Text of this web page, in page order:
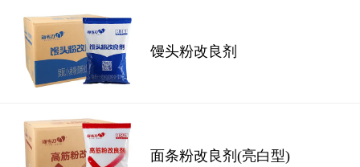
馒头粉改良剂
面条粉改良剂(亮白型)